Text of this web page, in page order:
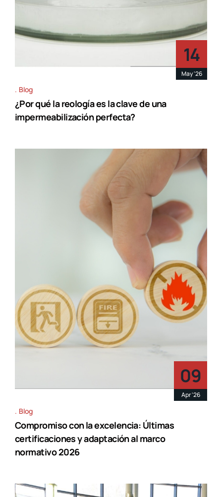
14
May '26
Blog
¿Por qué la reología es la clave de una
impermeabilización perfecta?
09
Apr '26
Blog
Compromiso con la excelencia: Últimas
certificaciones y adaptación al marco
normativo 2026